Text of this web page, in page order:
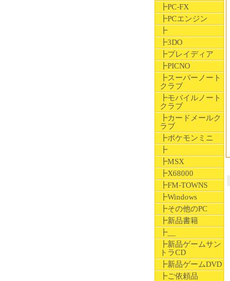
┣PC-FX
┣PCエンジン
┣
┣3DO
┣プレイディア
┣PICNO
┣スーパーノート
クラブ
┣モバイルノート
クラブ
┣カードメールク
ラブ
┣ポケモンミニ
┣
┣MSX
┣X68000
┣FM-TOWNS
┣Windows
┣その他のPC
┣新品書籍
┣__
┣新品ゲームサン
トラCD
┣新品ゲームDVD
┣ご依頼品